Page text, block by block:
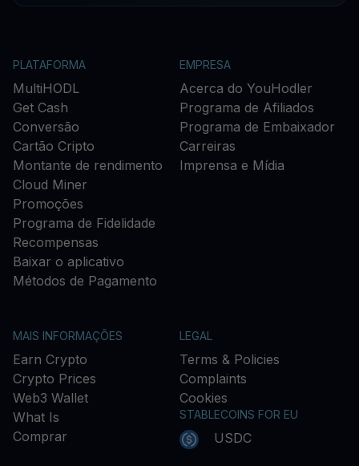
PLATAFORMA
MultiHODL
Get Cash
Conversão
Cartão Cripto
Montante de rendimento
Cloud Miner
Promoções
Programa de Fidelidade
Recompensas
Baixar o aplicativo
Métodos de Pagamento
EMPRESA
Acerca do YouHodler
Programa de Afiliados
Programa de Embaixador
Carreiras
Imprensa e Mídia
MAIS INFORMAÇÕES
Earn Crypto
Crypto Prices
Web3 Wallet
What Is
Comprar
LEGAL
Terms & Policies
Complaints
Cookies
STABLECOINS FOR EU
USDC